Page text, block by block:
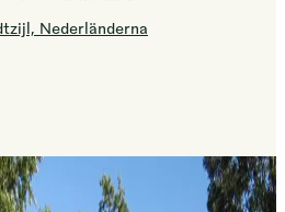
Nederländerna